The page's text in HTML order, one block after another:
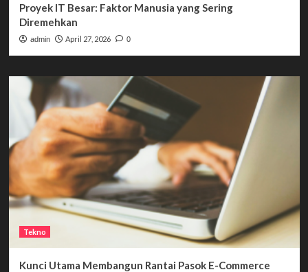
Proyek IT Besar: Faktor Manusia yang Sering
Diremehkan
admin April 27, 2026 0
Tekno
Kunci Utama Membangun Rantai Pasok E-Commerce